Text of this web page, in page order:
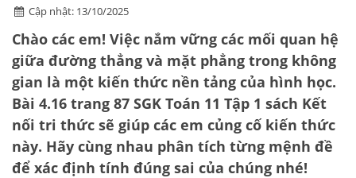
Cập nhật: 13/10/2025
Chào các em! Việc nắm vững các mối quan hệ
giữa đường thẳng và mặt phẳng trong không
gian là một kiến thức nền tảng của hình học.
Bài 4.16 trang 87 SGK Toán 11 Tập 1 sách Kết
nối tri thức sẽ giúp các em củng cố kiến thức
này. Hãy cùng nhau phân tích từng mệnh đề
để xác định tính đúng sai của chúng nhé!